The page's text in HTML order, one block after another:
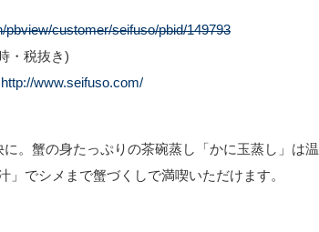
customer/seifuso/pbid/149793
・税抜き)
http://www.seifuso.com/
。蟹の身たっぷりの茶碗蒸し「かに玉蒸し」は温
でシメまで蟹づくしで満喫いただけます。